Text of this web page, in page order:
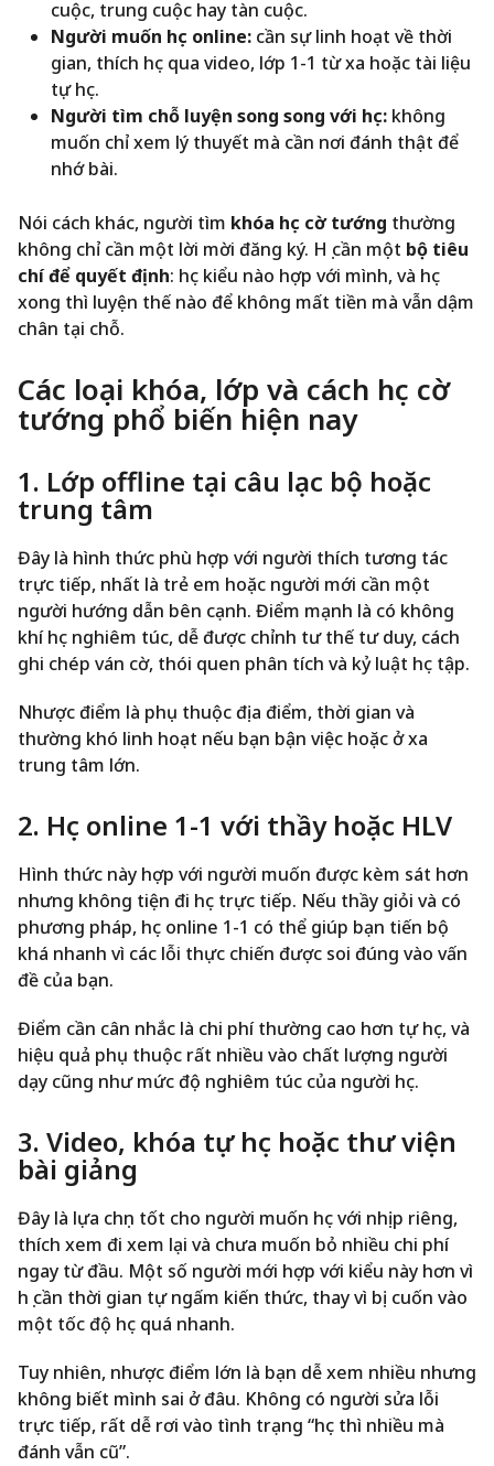
cuộc, trung cuộc hay tàn cuộc.
Người muốn học online: cần sự linh hoạt về thời
gian, thích học qua video, lớp 1-1 từ xa hoặc tài liệu
tự học.
Người tìm chỗ luyện song song với học: không
muốn chỉ xem lý thuyết mà cần nơi đánh thật để
nhớ bài.
Nói cách khác, người tìm khóa học cờ tướng thường
không chỉ cần một lời mời đăng ký. Họ cần một bộ tiêu
chí để quyết định: học kiểu nào hợp với mình, và học
xong thì luyện thế nào để không mất tiền mà vẫn dậm
chân tại chỗ.
Các loại khóa, lớp và cách học cờ
tướng phổ biến hiện nay
1. Lớp offline tại câu lạc bộ hoặc
trung tâm
Đây là hình thức phù hợp với người thích tương tác
trực tiếp, nhất là trẻ em hoặc người mới cần một
người hướng dẫn bên cạnh. Điểm mạnh là có không
khí học nghiêm túc, dễ được chỉnh tư thế tư duy, cách
ghi chép ván cờ, thói quen phân tích và kỷ luật học tập.
Nhược điểm là phụ thuộc địa điểm, thời gian và
thường khó linh hoạt nếu bạn bận việc hoặc ở xa
trung tâm lớn.
2. Học online 1-1 với thầy hoặc HLV
Hình thức này hợp với người muốn được kèm sát hơn
nhưng không tiện đi học trực tiếp. Nếu thầy giỏi và có
phương pháp, học online 1-1 có thể giúp bạn tiến bộ
khá nhanh vì các lỗi thực chiến được soi đúng vào vấn
đề của bạn.
Điểm cần cân nhắc là chi phí thường cao hơn tự học, và
hiệu quả phụ thuộc rất nhiều vào chất lượng người
dạy cũng như mức độ nghiêm túc của người học.
3. Video, khóa tự học hoặc thư viện
bài giảng
Đây là lựa chọn tốt cho người muốn học với nhịp riêng,
thích xem đi xem lại và chưa muốn bỏ nhiều chi phí
ngay từ đầu. Một số người mới hợp với kiểu này hơn vì
họ cần thời gian tự ngấm kiến thức, thay vì bị cuốn vào
một tốc độ học quá nhanh.
Tuy nhiên, nhược điểm lớn là bạn dễ xem nhiều nhưng
không biết mình sai ở đâu. Không có người sửa lỗi
trực tiếp, rất dễ rơi vào tình trạng “học thì nhiều mà
đánh vẫn cũ”.